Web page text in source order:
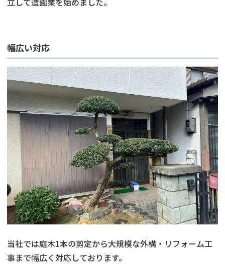
幅広い対応
当社では庭木1本の剪定から大規模な外構・リフォーム工
事まで幅広く対応しております。